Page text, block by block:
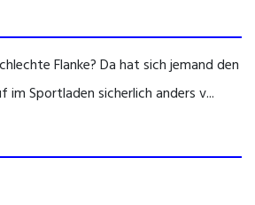
Flanke? Da hat sich jemand den
im Sportladen sicherlich anders v...